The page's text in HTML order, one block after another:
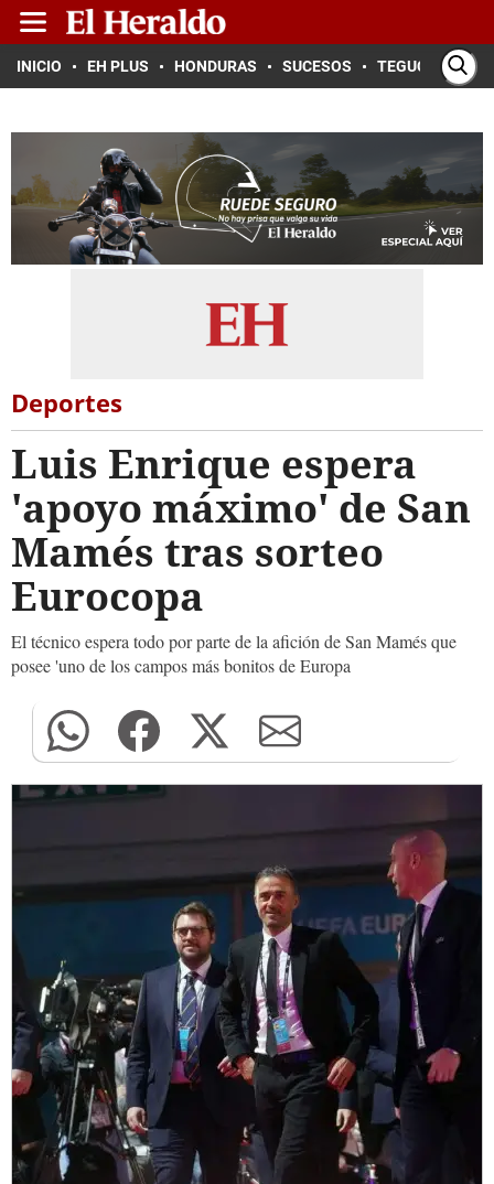
INICIO EH PLUS HONDURAS SUCESOS TEGUCIGALPA
Deportes
Luis Enrique espera
'apoyo máximo' de San
Mamés tras sorteo
Eurocopa
El técnico espera todo por parte de la afición de San Mamés que
posee 'uno de los campos más bonitos de Europa